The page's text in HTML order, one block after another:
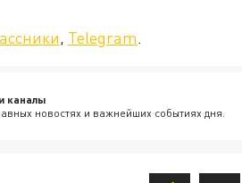
, Telegram.
каналы
новостях и важнейших событиях дня.